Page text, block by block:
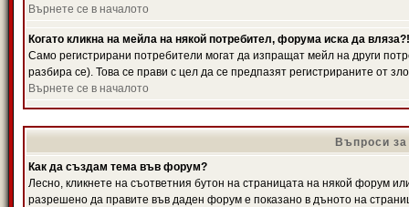
Върнете се в началото
Когато кликна на мейла на някой потребител, форума иска да вляза?!
Само регистрирани потребители могат да изпращат мейл на други
разбира се). Това се прави с цел да се предпазят регистрираните от
Върнете се в началото
Въпроси
Как да създам тема във форум?
Лесно, кликнете на съответния бутон на страницата на някой форум
разрешено да правите във даден форум е показано в дъното на